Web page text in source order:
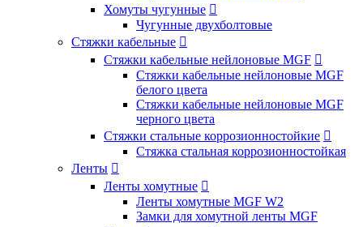
Хомуты чугунные 
Чугунные двухболтовые
Стяжки кабельные 
Стяжки кабельные нейлоновые MGF 
Стяжки кабельные нейлоновые MGF
белого цвета
Стяжки кабельные нейлоновые MGF
черного цвета
Стяжки стальные коррозионностойкие 
Стяжка стальная коррозионностойкая
Ленты 
Ленты хомутные 
Ленты хомутные MGF W2
Замки для хомутной ленты MGF